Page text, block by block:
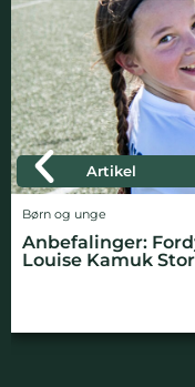
Artikel
Børn og unge
Anbefalinger:
Louise Kamuk